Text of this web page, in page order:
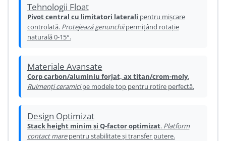
Tehnologii Float
Pivot central cu limitatori laterali pentru mișcare
controlată. Protejează genunchiipermițând rotație
naturală 0-15°.
Materiale Avansate
Corp carbon/aluminiu forjat, ax titan/crom-moly.
Rulmenți ceramicipe modele top pentru rotire perfectă.
Design Optimizat
Stack height minim și Q-factor optimizat. Platform
contact marepentru stabilitate și transfer putere.